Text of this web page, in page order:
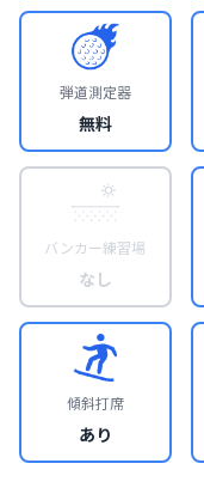
弾道測定器
無料
バンカー練習場
なし
傾斜打席
あり